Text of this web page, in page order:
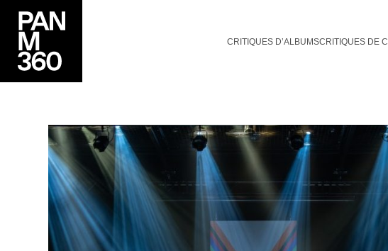
CRITIQUES D’ALBUMSCRITIQUES DE